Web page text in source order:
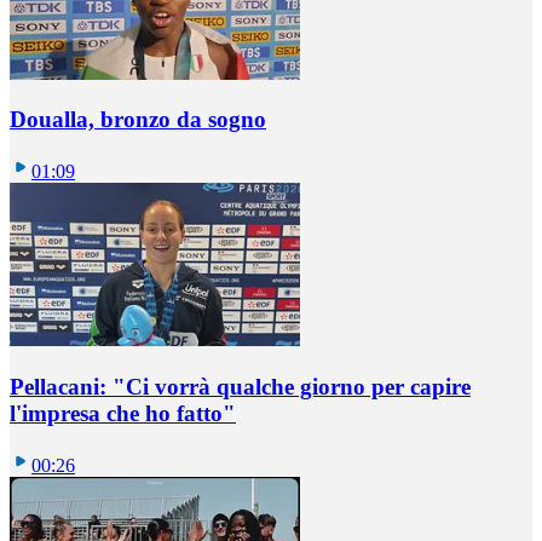
Doualla, bronzo da sogno
01:09
Pellacani: "Ci vorrà qualche giorno per capire
l'impresa che ho fatto"
00:26